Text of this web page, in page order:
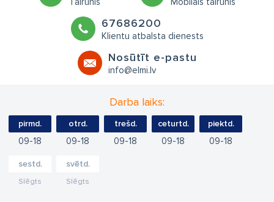
67686200
Klientu atbalsta dienests
Nosūtīt e-pastu
info@elmi.lv
Darba laiks:
pirmd.
09 18
otrd.
09 18
trešd.
09 18
ceturtd.
09 18
piektd.
09 18
sestd.
Slēgts
svētd.
Slēgts